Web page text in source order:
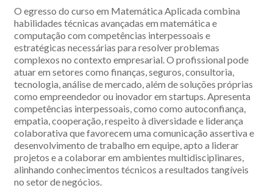
O egresso do curso em Matemática Aplicada combina
habilidades técnicas avançadas em matemática e
computação com competências interpessoais e
estratégicas necessárias para resolver problemas
complexos no contexto empresarial. O profissional pode
atuar em setores como finanças, seguros, consultoria,
tecnologia, análise de mercado, além de soluções próprias
como empreendedor ou inovador em startups. Apresenta
competências interpessoais, como como autoconfiança,
empatia, cooperação, respeito à diversidade e liderança
colaborativa que favorecem uma comunicação assertiva e
desenvolvimento de trabalho em equipe, apto a liderar
projetos e a colaborar em ambientes multidisciplinares,
alinhando conhecimentos técnicos a resultados tangíveis
no setor de negócios.